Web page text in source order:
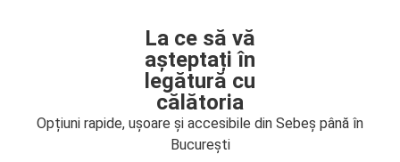
La ce să vă
așteptați în
legătură cu
călătoria
Opțiuni rapide, ușoare și accesibile din Sebeș până în
București